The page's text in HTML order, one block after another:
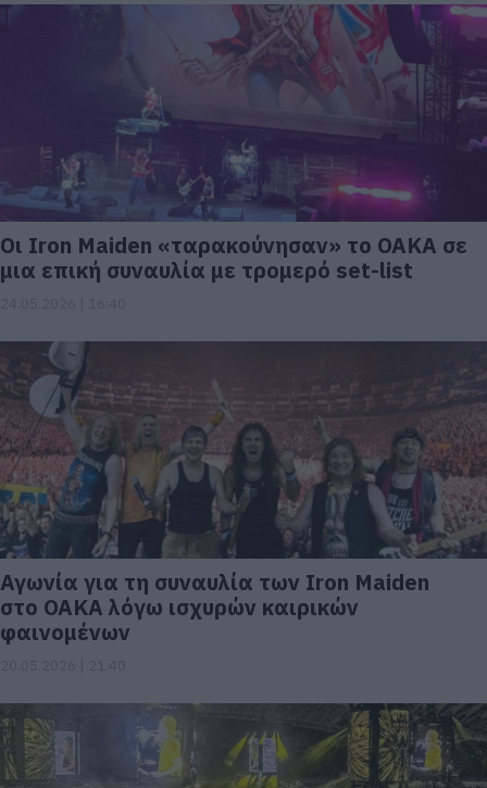
Οι Iron Maiden «ταρακούνησαν» το ΟΑΚΑ σε
μια επική συναυλία με τρομερό set-list
Αγωνία για τη συναυλία των Iron Maiden
στο ΟΑΚΑ λόγω ισχυρών καιρικών
φαινομένων